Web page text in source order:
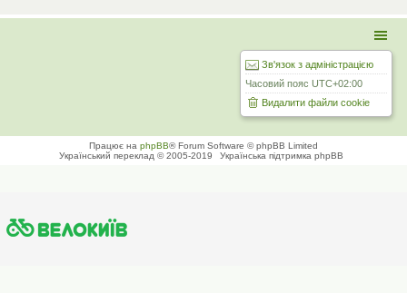
Зв'язок з адміністрацією
Часовий пояс UTC+02:00
Видалити файли cookie
Працює на phpBB® Forum Software © phpBB Limited
Український переклад © 2005-2019
Українська підтримка phpBB